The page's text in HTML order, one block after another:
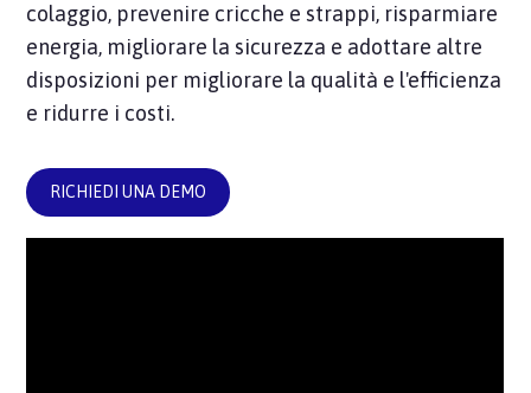
colaggio, prevenire cricche e strappi, risparmiare
energia, migliorare la sicurezza e adottare altre
disposizioni per migliorare la qualità e l'efficienza
e ridurre i costi.
RICHIEDI UNA DEMO